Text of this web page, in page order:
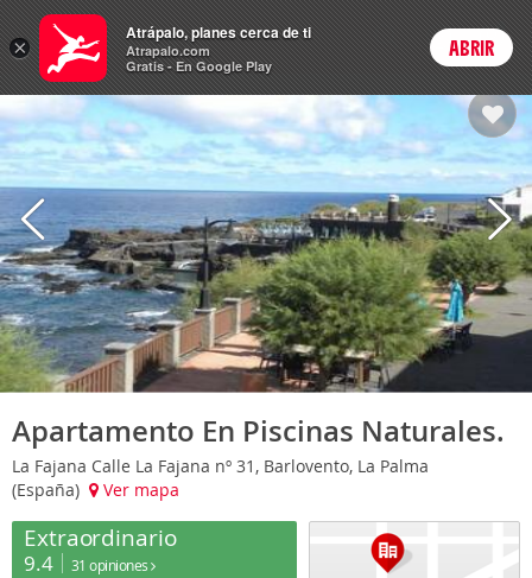
Hoteles Login
Apartamento En Piscinas Naturales.
La Fajana Calle La Fajana nº 31, Barlovento, La Palma
(España)
Ver mapa
Extraordinario
9.4 31 opiniones
×
Atrápalo, planes cerca de ti
Atrapalo.com
Gratis - En Google Play
ABRIR